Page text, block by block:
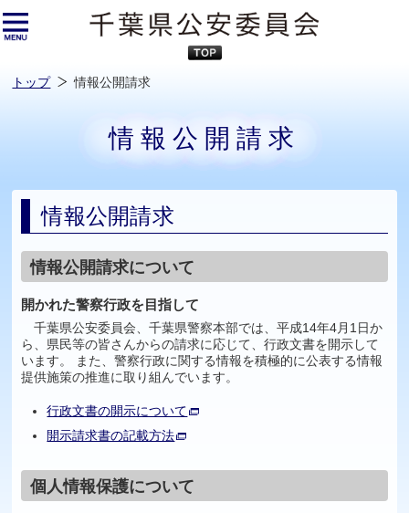
へ
ス
キ
ッ
プ
トップ 情報公開請求
情報公開請求
情報公開請求
情報公開請求について
開かれた警察行政を目指して
千葉県公安委員会、千葉県警察本部では、平成14年4月1日か
ら、県民等の皆さんからの請求に応じて、行政文書を開示して
います。 また、警察行政に関する情報を積極的に公表する情報
提供施策の推進に取り組んでいます。
行政文書の開示について
開示請求書の記載方法
個人情報保護について